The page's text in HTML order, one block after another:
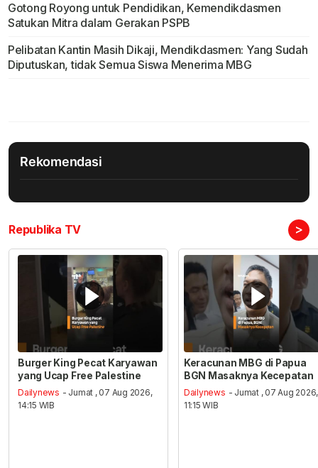
Gotong Royong untuk Pendidikan, Kemendikdasmen
Satukan Mitra dalam Gerakan PSPB
Pelibatan Kantin Masih Dikaji, Mendikdasmen: Yang Sudah
Diputuskan, tidak Semua Siswa Menerima MBG
Rekomendasi
Republika TV >
Burger King Pecat Karyawan
yang Ucap Free Palestine
Dailynews - Jumat , 07 Aug 2026,
14:15 WIB
Keracunan MBG di Papua
BGN Masaknya Kecepatan
Dailynews - Jumat , 07 Aug 2026,
11:15 WIB